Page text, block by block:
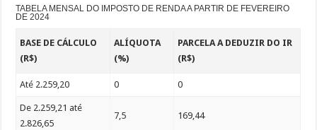
TABELA MENSAL DO IMPOSTO DE RENDA A PARTIR DE FEVEREIRO
DE 2024
BASE DE CÁLCULO
(R$)
ALÍQUOTA
(%)
PARCELA A DEDUZIR DO IR
(R$)
Até 2.259,20 0 0
De 2.259,21 até
2.826,65
7,5 169,44